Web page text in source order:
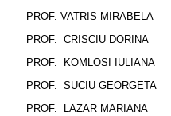
PROF. VATRIS MIRABELA
PROF. CRISCIU DORINA
PROF. KOMLOSI IULIANA
PROF. SUCIU GEORGETA
PROF. LAZAR MARIANA